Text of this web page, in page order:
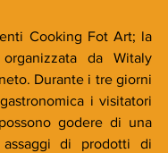
Cooking Fot Art; la
organizzata da Witaly
Durante i tre giorni
i visitatori
godere di una
di prodotti di